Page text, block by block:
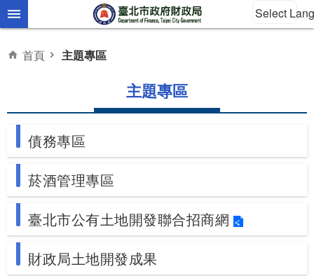
跳到主要內容區塊 Select
首頁 主題專區
主題專區
債務專區
菸酒管理專區
臺北市公有土地開發聯合招商網
財政局土地開發成果